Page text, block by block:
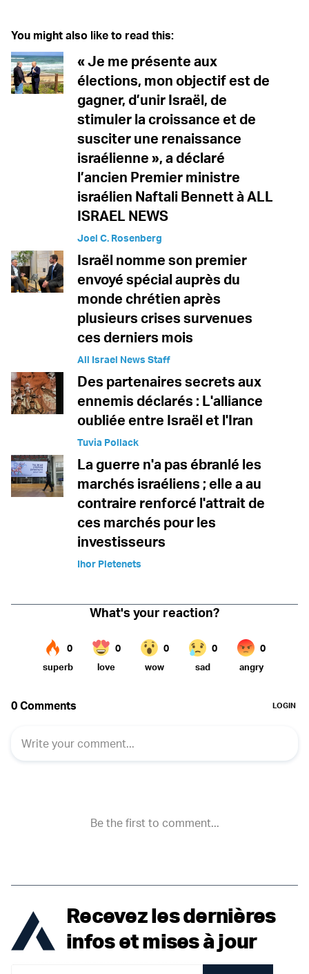
You might also like to read this:
« Je me présente aux
élections, mon objectif est de
gagner, d’unir Israël, de
stimuler la croissance et de
susciter une renaissance
israélienne », a déclaré
l’ancien Premier ministre
israélien Naftali Bennett à ALL
ISRAEL NEWS
Joel C. Rosenberg
Israël nomme son premier
envoyé spécial auprès du
monde chrétien après
plusieurs crises survenues
ces derniers mois
All Israel News Staff
Des partenaires secrets aux
ennemis déclarés : L'alliance
oubliée entre Israël et l'Iran
Tuvia Pollack
La guerre n'a pas ébranlé les
marchés israéliens ; elle a au
contraire renforcé l'attrait de
ces marchés pour les
investisseurs
Ihor Pletenets
Recevez les dernières
infos et mises à jour